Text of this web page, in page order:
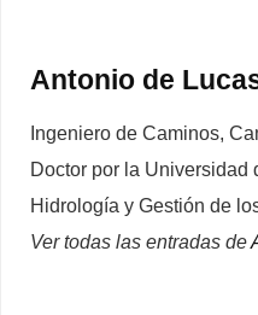
Antonio de
Ingeniero de Caminos,
Doctor por la Universidad
Hidrología y Gestión de
Ver todas las entradas de